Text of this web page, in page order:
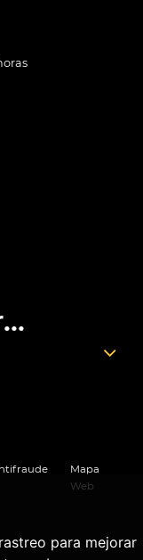
para mejorar
Mapa
Web